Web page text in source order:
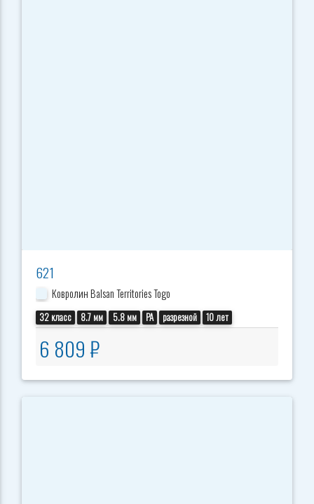
621
Ковролин Balsan Territories Togo
32 класс 8.7 мм 5.8 мм PA разрезной 10 лет
6 809 ₽